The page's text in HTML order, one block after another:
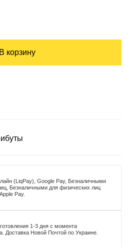
В корзину
(LiqPay), Google Pay, Безналичными
Безналичными для физических лиц
Pay.
1-3 дня с момента
Доставка Новой Почтой по Украине.